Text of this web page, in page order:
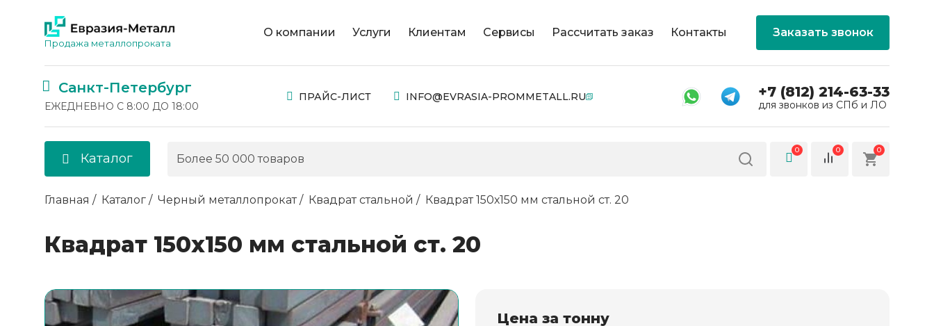
Продажа металлопроката
О компании Услуги Клиентам Сервисы Рассчитать заказ Контакты Заказать звонок
Санкт-Петербург
ЕЖЕДНЕВНО С 8:00 ДО 18:00
ПРАЙС-ЛИСТ INFO@EVRASIA-PROMMETALL.RU +7 (812) 214-63-33
для звонков из СПб и ЛО
Каталог
0 0 0
Главная Каталог Черный металлопрокат Квадрат стальной Квадрат 150х150 мм стальной ст. 20
Квадрат 150х150 мм стальной ст. 20
Цена за тонну